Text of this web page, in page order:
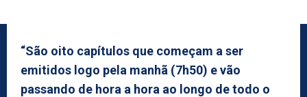
“São oito capítulos que começam a ser
emitidos logo pela manhã (7h50) e vão
passando de hora a hora ao longo de todo o